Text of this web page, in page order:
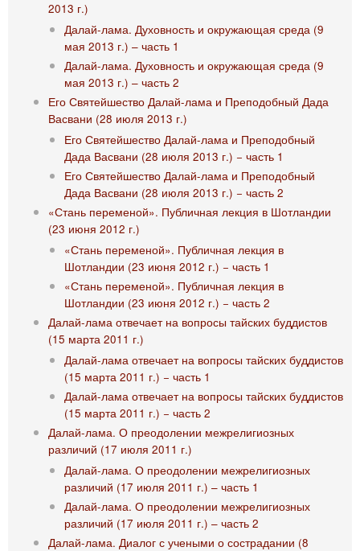
2013 г.)
Далай-лама. Духовность и окружающая среда (9
мая 2013 г.) – часть 1
Далай-лама. Духовность и окружающая среда (9
мая 2013 г.) – часть 2
Его Святейшество Далай-лама и Преподобный Дада
Васвани (28 июля 2013 г.)
Его Святейшество Далай-лама и Преподобный
Дада Васвани (28 июля 2013 г.) − часть 1
Его Святейшество Далай-лама и Преподобный
Дада Васвани (28 июля 2013 г.) − часть 2
«Стань переменой». Публичная лекция в Шотландии
(23 июня 2012 г.)
«Стань переменой». Публичная лекция в
Шотландии (23 июня 2012 г.) − часть 1
«Стань переменой». Публичная лекция в
Шотландии (23 июня 2012 г.) − часть 2
Далай-лама отвечает на вопросы тайских буддистов
(15 марта 2011 г.)
Далай-лама отвечает на вопросы тайских буддистов
(15 марта 2011 г.) − часть 1
Далай-лама отвечает на вопросы тайских буддистов
(15 марта 2011 г.) − часть 2
Далай-лама. О преодолении межрелигиозных
различий (17 июля 2011 г.)
Далай-лама. О преодолении межрелигиозных
различий (17 июля 2011 г.) – часть 1
Далай-лама. О преодолении межрелигиозных
различий (17 июля 2011 г.) – часть 2
Далай-лама. Диалог с учеными о сострадании (8